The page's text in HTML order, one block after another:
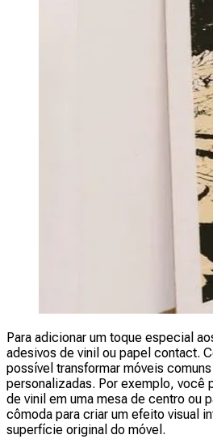
Para adicionar um toque especial
adesivos de vinil ou papel contact.
possível transformar móveis
personalizadas. Por exemplo, você
de vinil em uma mesa de centro ou
cômoda para criar um efeito visual
superfície original do móvel.